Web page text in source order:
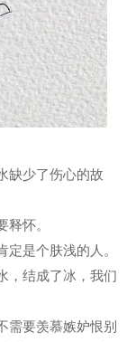
缺少了伤心的故
怀。
是个肤浅的人。
，结成了冰，我们
需要羡慕嫉妒恨别